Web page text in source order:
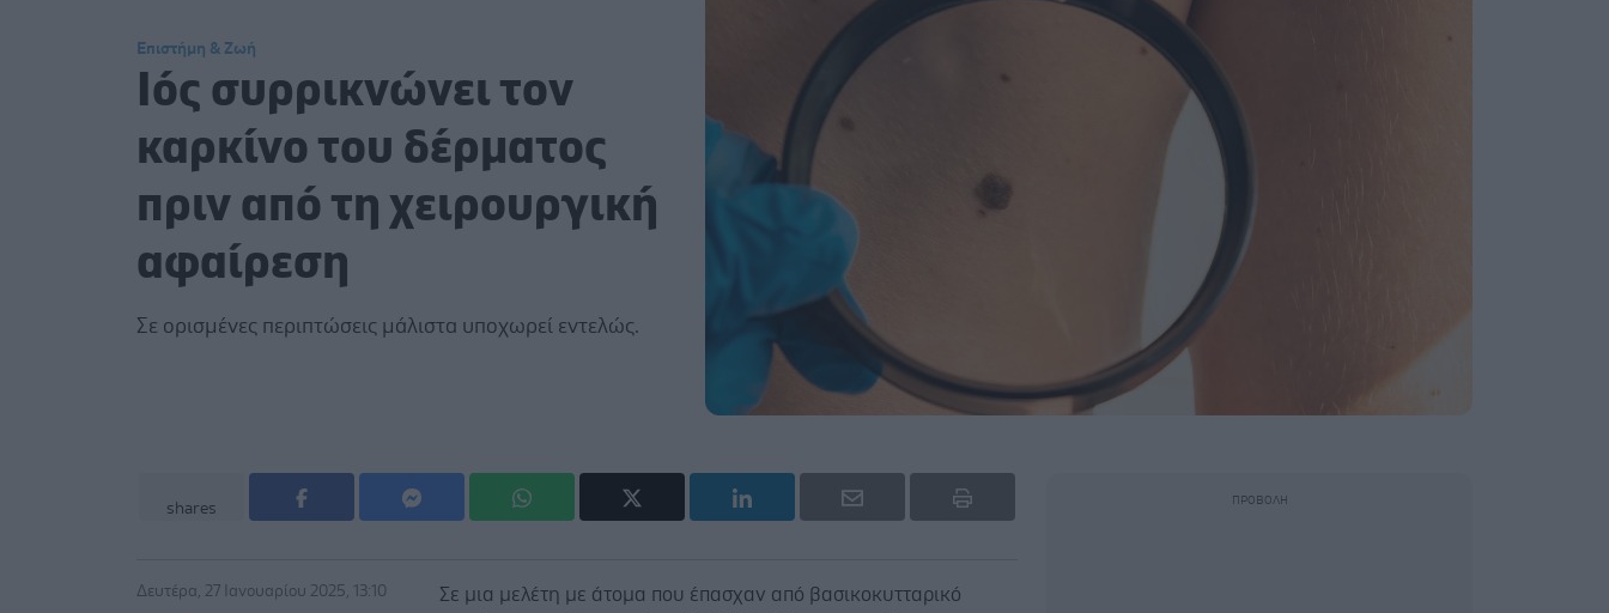
Επιστήμη & Ζωή
Ιός συρρικνώνει τον
καρκίνο του δέρματος
πριν από τη χειρουργική
αφαίρεση
Σε ορισμένες περιπτώσεις μάλιστα υποχωρεί εντελώς.
shares
Δευτέρα, 27 Ιανουαρίου 2025, 13:10
Σε μια μελέτη με άτομα που έπασχαν από βασικοκυτταρικό